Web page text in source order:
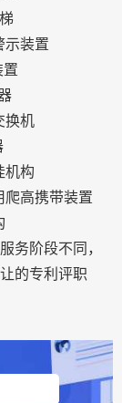
装置
换机
构
高携带装置
阶段不同，
的专利评职